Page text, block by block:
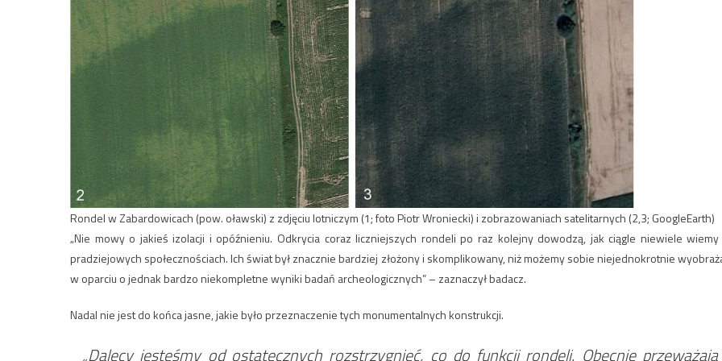
Rondel w Zabardowicach (pow. oławski) z zdjęciu lotniczym (1; foto Piotr Wroniecki) i zobrazowaniach satelitarnych (2,3; GoogleEarth)
„Nie mowy o jakieś izolacji i opóźnieniu. Odkrycia coraz liczniejszych rondeli po raz kolejny dowodzą, jak ciągle niewiele
pradziejowych społecznościach. Ich świat był znacznie bardziej złożony i skomplikowany, niż możemy sobie niejednokrotnie
w oparciu o jednak bardzo niekompletne wyniki badań archeologicznych” – zaznaczył badacz.
Nadal nie jest do końca jasne, jakie było przeznaczenie tych monumentalnych konstrukcji.
„Dalecy jesteśmy od ostatecznych rozstrzygnięć, co do funkcji rondeli. Obecnie przeważają